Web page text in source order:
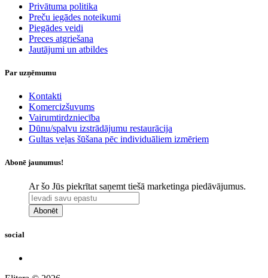
​Privātuma politika
Preču iegādes noteikumi
Piegādes veidi
Preces atgriešana
Jautājumi un atbildes
Par uzņēmumu
Kontakti
Komercizšuvums
Vairumtirdzniecība
Dūnu/spalvu izstrādājumu restaurācija
Gultas veļas šūšana pēc individuāliem izmēriem
Abonē jaunumus!
Ar šo Jūs piekrītat saņemt tiešā marketinga piedāvājumus.
Abonēt
social